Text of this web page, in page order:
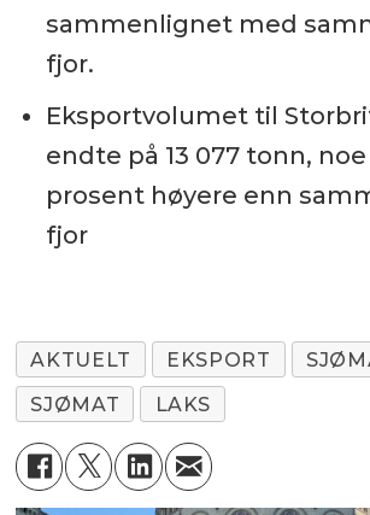
sammenlignet med
fjor.
Eksportvolumet til
endte på 13 077 tonn,
prosent høyere enn
fjor
AKTUELT EKSPORT
SJØMAT
LAKS